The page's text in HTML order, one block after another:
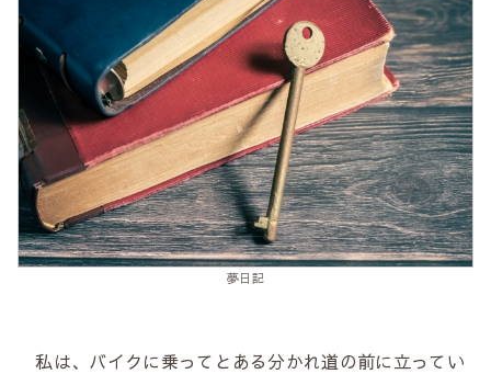
夢日記
私は、バイクに乗ってとある分かれ道の前に立ってい